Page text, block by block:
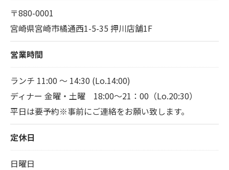
〒880-0001
宮崎県宮崎市橘通西1-5-35 押川店舗1F
営業時間
ランチ 11:00 ～ 14:30 (Lo.14:00)
ディナー 金曜・土曜 18:00～21：00（Lo.20:30）
平日は要予約※事前にご連絡をお願い致します。
定休日
日曜日